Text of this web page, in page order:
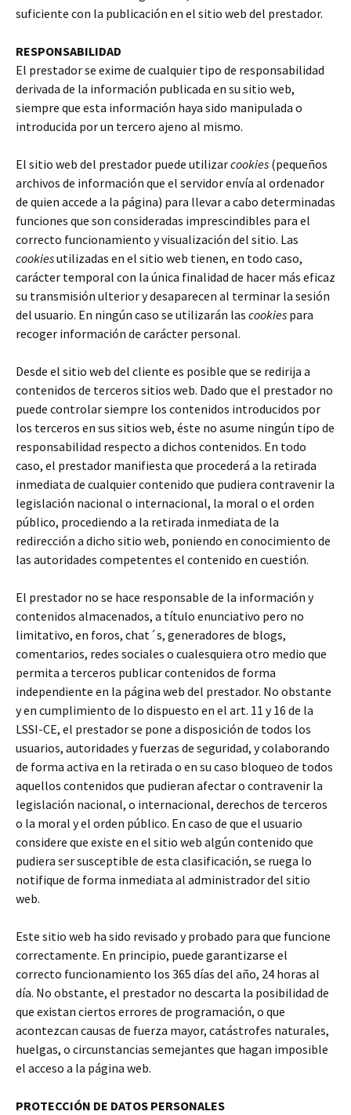
suficiente con la publicación en el sitio web del prestador.
RESPONSABILIDAD
El prestador se exime de cualquier tipo de responsabilidad
derivada de la información publicada en su sitio web,
siempre que esta información haya sido manipulada o
introducida por un tercero ajeno al mismo.
El sitio web del prestador puede utilizarcookies (pequeños
archivos de información que el servidor envía al ordenador
de quien accede a la página) para llevar a cabo determinadas
funciones que son consideradas imprescindibles para el
correcto funcionamiento y visualización del sitio. Las
cookiesutilizadas en el sitio web tienen, en todo caso,
carácter temporal con la única finalidad de hacer más eficaz
su transmisión ulterior y desaparecen al terminar la sesión
del usuario. En ningún caso se utilizarán las cookies para
recoger información de carácter personal.
Desde el sitio web del cliente es posible que se redirija a
contenidos de terceros sitios web. Dado que el prestador no
puede controlar siempre los contenidos introducidos por
los terceros en sus sitios web, éste no asume ningún tipo de
responsabilidad respecto a dichos contenidos. En todo
caso, el prestador manifiesta que procederá a la retirada
inmediata de cualquier contenido que pudiera contravenir la
legislación nacional o internacional, la moral o el orden
público, procediendo a la retirada inmediata de la
redirección a dicho sitio web, poniendo en conocimiento de
las autoridades competentes el contenido en cuestión.
El prestador no se hace responsable de la información y
contenidos almacenados, a título enunciativo pero no
limitativo, en foros, chat´s, generadores de blogs,
comentarios, redes sociales o cualesquiera otro medio que
permita a terceros publicar contenidos de forma
independiente en la página web del prestador. No obstante
y en cumplimiento de lo dispuesto en el art. 11 y 16 de la
LSSI-CE, el prestador se pone a disposición de todos los
usuarios, autoridades y fuerzas de seguridad, y colaborando
de forma activa en la retirada o en su caso bloqueo de todos
aquellos contenidos que pudieran afectar o contravenir la
legislación nacional, o internacional, derechos de terceros
o la moral y el orden público. En caso de que el usuario
considere que existe en el sitio web algún contenido que
pudiera ser susceptible de esta clasificación, se ruega lo
notifique de forma inmediata al administrador del sitio
web.
Este sitio web ha sido revisado y probado para que funcione
correctamente. En principio, puede garantizarse el
correcto funcionamiento los 365 días del año, 24 horas al
día. No obstante, el prestador no descarta la posibilidad de
que existan ciertos errores de programación, o que
acontezcan causas de fuerza mayor, catástrofes naturales,
huelgas, o circunstancias semejantes que hagan imposible
el acceso a la página web.
PROTECCIÓN DE DATOS PERSONALES